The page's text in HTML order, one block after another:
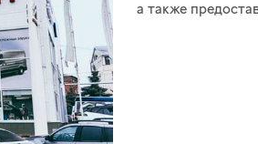
а также